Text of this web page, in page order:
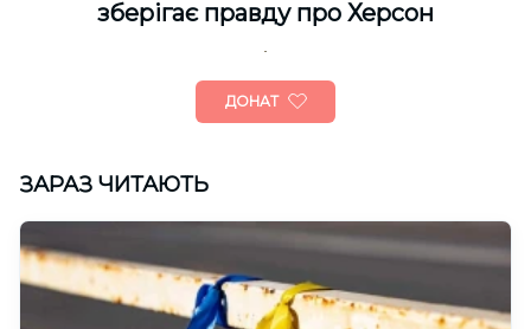
зберігає правду про Херсон
ДОНАТ
ЗАРАЗ ЧИТАЮТЬ